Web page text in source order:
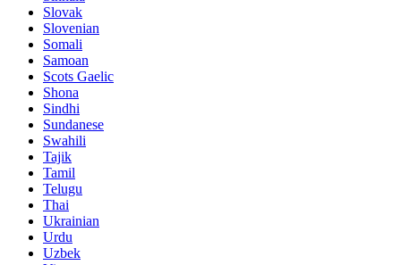
Slovak
Slovenian
Somali
Samoan
Scots Gaelic
Shona
Sindhi
Sundanese
Swahili
Tajik
Tamil
Telugu
Thai
Ukrainian
Urdu
Uzbek